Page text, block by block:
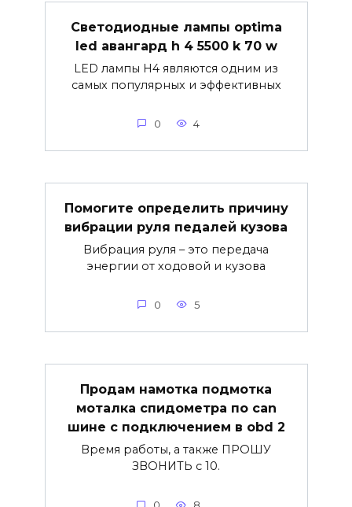
Светодиодные лампы optima
led авангард h 4 5500 k 70 w
LED лампы H4 являются одним из
самых популярных и эффективных
0 4
Помогите определить причину
вибрации руля педалей кузова
Вибрация руля – это передача
энергии от ходовой и кузова
0 5
Продам намотка подмотка
моталка спидометра по can
шине с подключением в obd 2
Время работы, а также ПРОШУ
ЗВОНИТЬ с 10.